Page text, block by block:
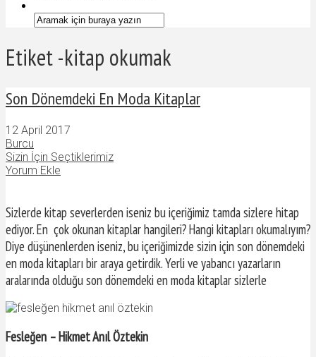
Etiket -kitap okumak
Son Dönemdeki En Moda Kitaplar
12 April 2017
Burcu
Sizin İçin Seçtiklerimiz
Yorum Ekle
Sizlerde kitap severlerden iseniz bu içeriğimiz tamda sizlere hitap
ediyor. En çok okunan kitaplar hangileri? Hangi kitapları okumalıyım?
Diye düşünenlerden iseniz, bu içeriğimizde sizin için son dönemdeki
en moda kitapları bir araya getirdik. Yerli ve yabancı yazarların
aralarında olduğu son dönemdeki en moda kitaplar sizlerle
Fesleğen – Hikmet Anıl Öztekin